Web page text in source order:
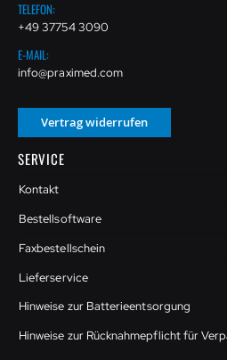
TELEFON:
+49 37754 3090
E-MAIL:
info@praximed.com
Vertrag widerrufen
SERVICE
Kontakt
Bestellsoftware
Faxbestellschein
Lieferservice
Hinweise zur Batterieentsorgung
Hinweise zur Rücknahmepflicht für